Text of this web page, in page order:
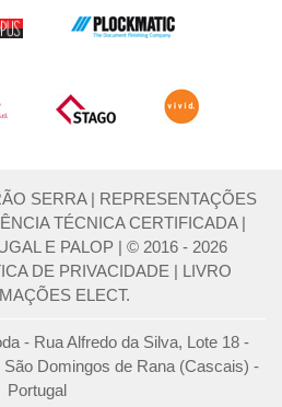
SERRA| REPRESENTAÇÕES
TÉCNICA CERTIFICADA|
E PALOP| © 2016 - 2026
DE PRIVACIDADE | LIVRO
ELECT.
- Rua Alfredo da Silva, Lote 18 -
Domingos de Rana (Cascais) -
Portugal